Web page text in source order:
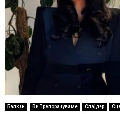
Балкан Ви Препорачуваме Слајдер